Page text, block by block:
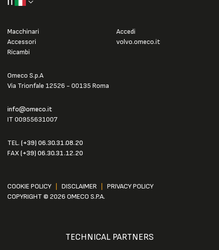
Omeco S.p.A
Via Trionfale 12526 - 00135 Roma
info@omeco.it
IT 00955631007
TEL. (+39) 06.30.31.08.20
FAX(+39) 06.30.31.12.20
Macchinari
Accessori
Ricambi
Accedi
volvo.omeco.it
COOKIE POLICY DISCLAIMER
PRIVACY POLICY
COPYRIGHT © 2026 OMECO S.P.A.
TECHNICAL PARTNERS